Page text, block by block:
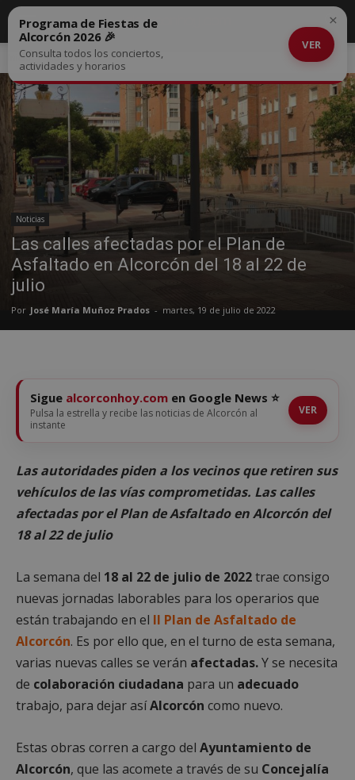
Inicio Noticias
Noticias
Las calles afectadas por el Plan de
Asfaltado en Alcorcón del 18 al 22 de
julio
Por José María Muñoz Prados - martes, 19 de julio de 2022
Programa de Fiestas de
Alcorcón 2026 🎉
Consulta todos los conciertos,
actividades y horarios
VER
×
Sigue alcorconhoy.com en Google News ⭐
Pulsa la estrella y recibe las noticias de Alcorcón al
instante
VER
Las autoridades piden a los vecinos que retiren sus
vehículos de las vías comprometidas. Las calles
afectadas por el Plan de Asfaltado en Alcorcón del
18 al 22 de julio
La semana del 18 al 22 de julio de 2022trae consigo
nuevas jornadas laborables para los operarios que
están trabajando en el II Plan de Asfaltado de
Alcorcón. Es por ello que, en el turno de esta semana,
varias nuevas calles se verán afectadas.Y se necesita
de colaboración ciudadana para un adecuado
trabajo, para dejar asíAlcorcón como nuevo.
Estas obras corren a cargo del Ayuntamiento de
Alcorcón, que las acomete a través de su Concejalía